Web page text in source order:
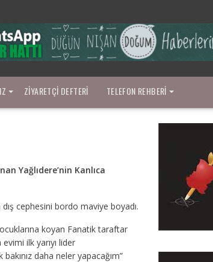
ZIYARETÇI DEFTERI TELEFON REHBERI
Yağlıdere’nin Kanlıca
cephesini bordo maviye boyadı.
koyan Fanatik taraftar
ilk yarıyı lider
daha neler yapacağım”